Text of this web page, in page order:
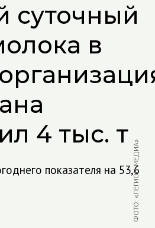
суточный
в
4 тыс. т
показателя на 53,6
ФОТО: «ЛЕГИОН-МЕДИА»